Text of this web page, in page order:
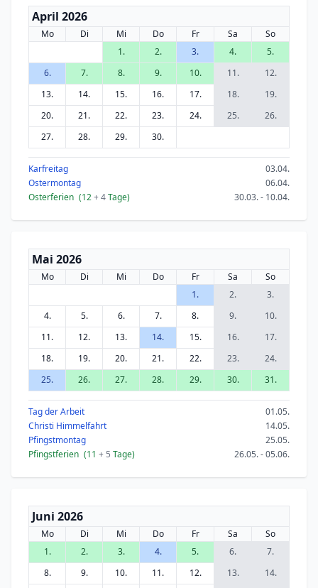
April 2026
Mo Di Mi Do Fr Sa
So
1.
2. 3. 4.
5.
6.
7. 8. 9. 10. 11.
12.
13.
14. 15. 16. 17. 18.
19.
20.
21. 22. 23. 24. 25.
26.
27.
28. 29. 30.
Karfreitag
03.04.
Ostermontag
06.04.
Osterferien (12+ 4Tage) 30.03. - 10.04.
Mai 2026
Mo Di Mi Do Fr Sa
So
1.
2.
3.
4.
5. 6. 7. 8. 9.
10.
11.
12. 13. 14. 15. 16.
17.
18.
19. 20. 21. 22. 23.
24.
25.
26. 27. 28. 29. 30. 31.
Tag der Arbeit
01.05.
Christi Himmelfahrt
14.05.
Pfingstmontag
25.05.
Pfingstferien (11 + 5 Tage) 26.05. - 05.06.
Juni 2026
Mo Di Mi Do Fr Sa
So
1.
2. 3. 4. 5. 6.
7.
8.
9. 10. 11. 12. 13. 14.